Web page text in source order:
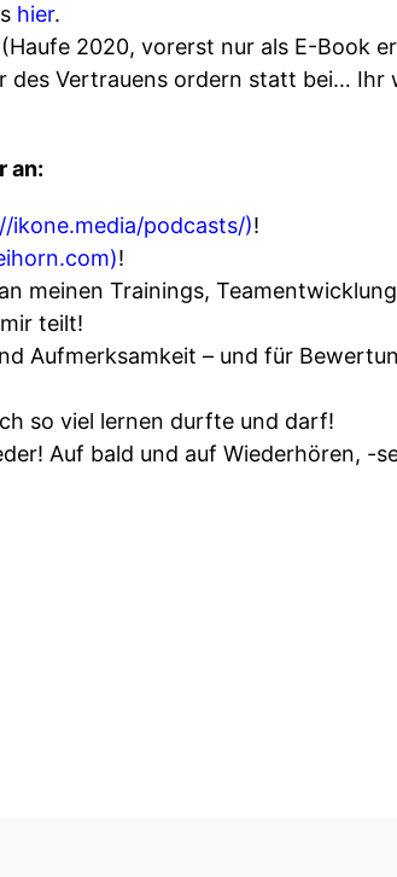
hier.
(Haufe 2020, vorerst nur als E-Book
des Vertrauens ordern statt bei… Ihr
an:
ikone.media/podcasts/)!
!
an meinen Trainings,
teilt!
Aufmerksamkeit – und für
so viel lernen durfte und darf!
Auf bald und auf Wiederhören, -